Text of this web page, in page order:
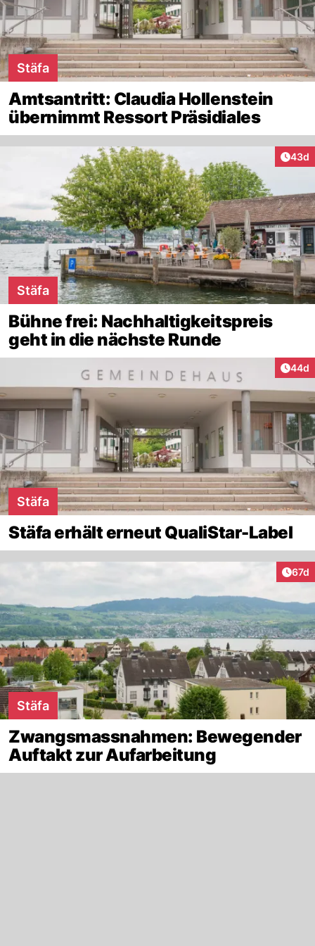
Stäfa
Amtsantritt: Claudia Hollenstein
übernimmt Ressort Präsidiales
43d
Stäfa
Bühne frei: Nachhaltigkeitspreis
geht in die nächste Runde
44d
Stäfa
Stäfa erhält erneut QualiStar-Label
67d
Stäfa
Zwangsmassnahmen: Bewegender
Auftakt zur Aufarbeitung